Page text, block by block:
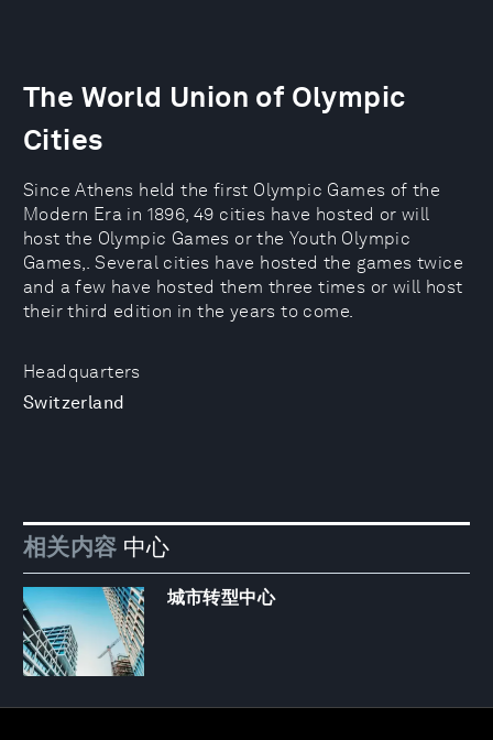
Headquarters
Switzerland
The World Union of Olympic
Cities
Since Athens held the first Olympic Games of the
Modern Era in 1896, 49 cities have hosted or will
host the Olympic Games or the Youth Olympic
Games,. Several cities have hosted the games twice
and a few have hosted them three times or will host
their third edition in the years to come.
相关内容 中心
城市转型中心